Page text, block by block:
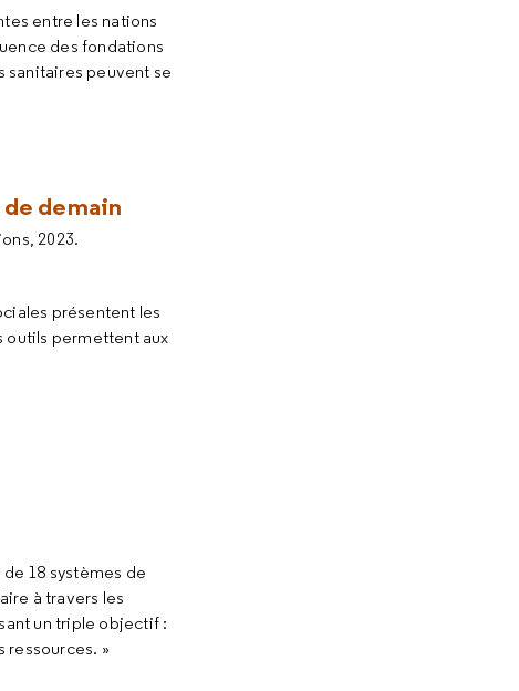
entre les nations
des fondations
sanitaires peuvent se
demain
2023.
présentent les
outils permettent aux
18 systèmes de
à travers les
un triple objectif :
ressources. »